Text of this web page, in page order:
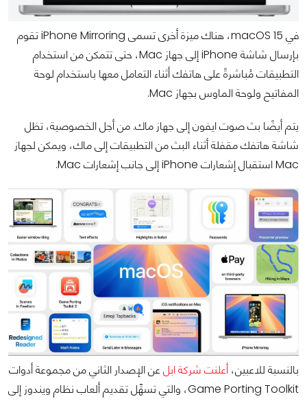
في macOS 15، هناك ميزة أخرى تسمى iPhone Mirroring تقوم
بإرسال شاشة iPhone إلى جهاز Mac، حتى تتمكن من استخدام
التطبيقات مُباشرةً على هاتفك أثناء التعامل معها باستخدام لوحة
المفاتيح ولوحة الماوس بجهاز Mac.
يتم أيضًا بث صوت ايفون إلى جهاز ماك. من أجل الخصوصية، تظل
شاشة هاتفك مقفلة أثناء البث من التطبيقات إلى ماك، ويمكن لجهاز
Mac استقبال إشعارات iPhone إلى جانب إشعارات Mac.
بالنسبة للاعبين، أعلنت شركة ابلعن الإصدار الثاني من مجموعة أدوات
Game Porting Toolkit، والتي تسهِّل تقديم ألعاب نظام ويندوز إلى